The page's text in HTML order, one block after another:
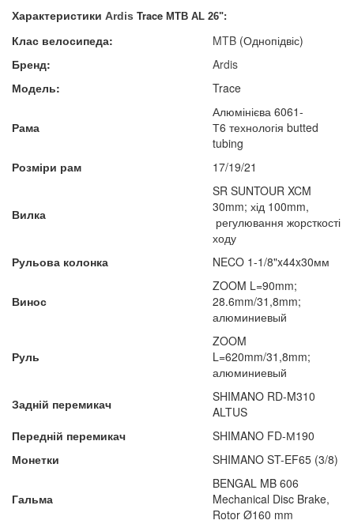
Характеристики Ardis Trace MTB AL 26":
Клас велосипеда: MTB (Однопідвіс)
Бренд:
Ardis
Модель:
Trace
Рама
Алюмінієва 6061-
Т6 технологія butted
tubing
Розміри рам
17/19/21
Вилка
SR SUNTOUR XCM
30mm; хід 100mm,
регулювання жорсткості
ходу
Рульова колонка
NECO 1-1/8"x44x30мм
Винос
ZOOM L=90mm;
28.6mm/31,8mm;
алюминиевый
Руль
ZOOM
L=620mm/31,8mm;
алюминиевый
Задній перемикач
SHIMANO RD-M310
ALTUS
Передній перемикач
SHIMANO FD-М190
Монетки
SHIMANO ST-EF65 (3/8)
Гальма
BENGAL MB 606
Mechanical Disc Brake,
Rotor Ø160 mm